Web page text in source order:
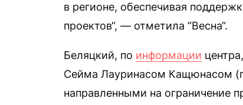
в регионе, обеспечивая
проектов“, — отметила “Весна“.
Беляцкий, по информации
Сейма Лауринасом Кащюнасом
направленными на ограничение